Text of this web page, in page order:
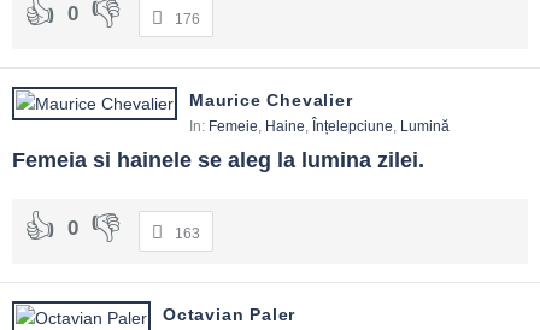
0 176
Maurice Chevalier
In: Femeie Haine Înțelepciune Lumină
Femeia si hainele se aleg la lumina zilei.
0 163
Octavian Paler